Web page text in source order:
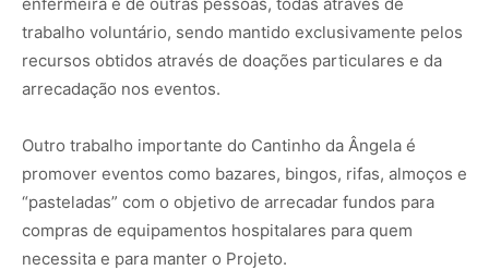
trabalho voluntário, sendo mantido exclusivamente pelos
recursos obtidos através de doações particulares e da
arrecadação nos eventos.
Outro trabalho importante do Cantinho da Ângela é
promover eventos como bazares, bingos, rifas, almoços e
“pasteladas” com o objetivo de arrecadar fundos para
compras de equipamentos hospitalares para quem
necessita e para manter o Projeto.